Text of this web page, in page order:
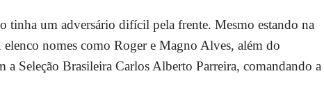
tinha um adversário difícil pela frente. Mesmo estando na
nomes como Roger e Magno Alves, além do
a Seleção Brasileira Carlos Alberto Parreira, comandando a